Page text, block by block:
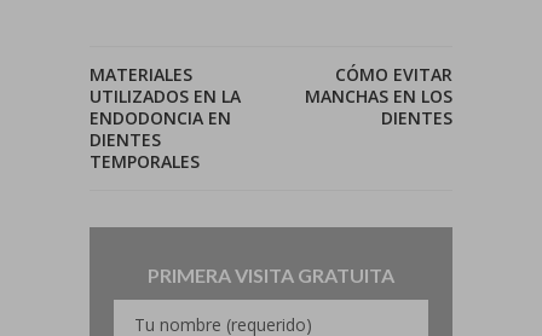
MATERIALES
UTILIZADOS EN LA
ENDODONCIA EN
DIENTES
TEMPORALES
CÓMO EVITAR
MANCHAS EN LOS
DIENTES
PRIMERA VISITA GRATUITA